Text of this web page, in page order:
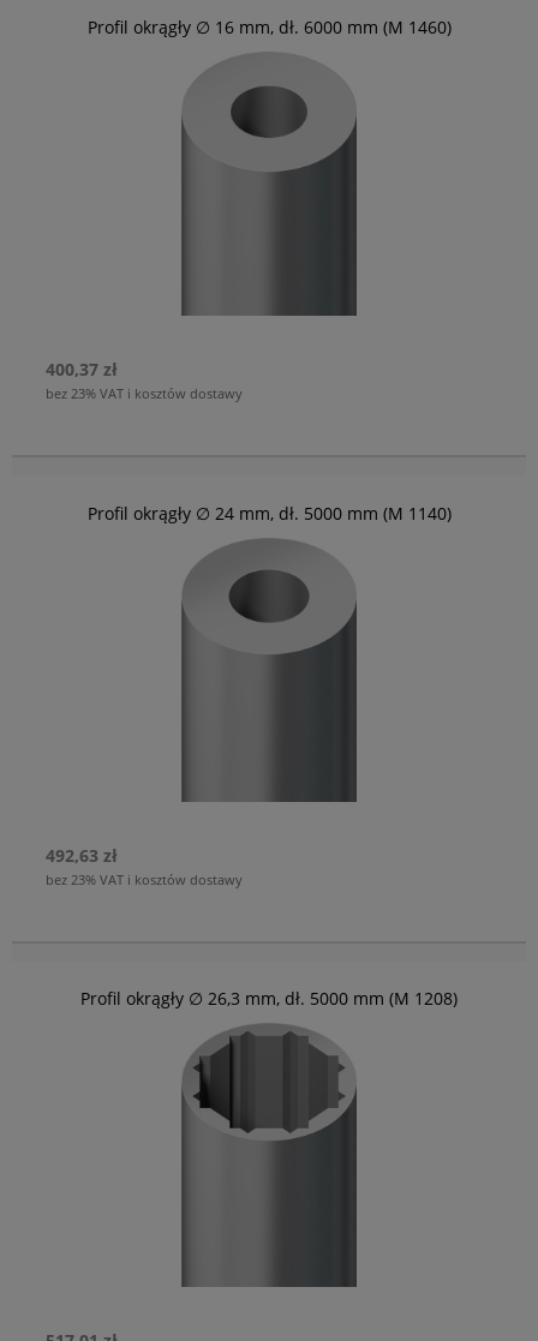
Profil okrągły ∅ 16 mm, dł. 6000 mm (M 1460)
400,37 zł
bez 23% VAT i kosztów dostawy
Profil okrągły ∅ 24 mm, dł. 5000 mm (M 1140)
492,63 zł
bez 23% VAT i kosztów dostawy
Profil okrągły ∅ 26,3 mm, dł. 5000 mm (M 1208)